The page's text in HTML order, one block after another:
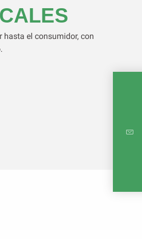
hasta el consumidor, con